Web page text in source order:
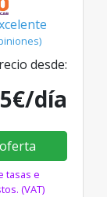
desde:
día
tasas e
(VAT)